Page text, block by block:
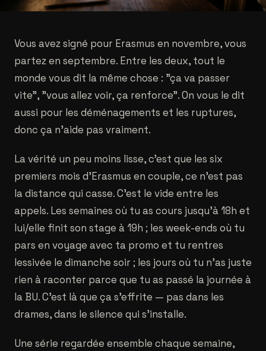
Vous avez signé pour Erasmus en novembre, vous
partez en septembre. Entre les deux, tout le
monde vous dit la même chose : "ça va passer
vite", "vous allez voir, ça renforce". On vous le dit
aussi pour les déménagements et les ruptures,
donc ça n'aide pas vraiment.
La vérité un peu moins lisse, c'est que les six
premiers mois d'Erasmus en couple, ce n'est pas
la distance qui casse. C'est le vide entre les
appels. Les semaines où tu as cours jusqu'à 18h et
lui/elle finit son stage à 19h ; les week-ends où tu
pars en voyage avec ta promo et tu rentres
lessivée le dimanche soir ; les jours où tu n'as juste
rien à raconter parce que tu as passé la journée à
la BU. C'est là que ça s'effrite — pas dans les
drames, dans le silence qui s'installe.
Une série regardée ensemble chaque semaine,